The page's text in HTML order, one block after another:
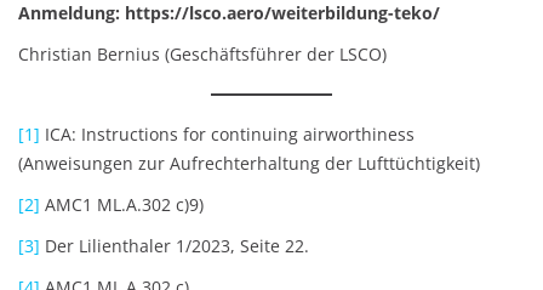
Anmeldung: https://lsco.aero/weiterbildung-teko/
Christian Bernius (Geschäftsführer der LSCO)
[1] ICA: Instructions for continuing airworthiness
(Anweisungen zur Aufrechterhaltung der Lufttüchtigkeit)
[2] AMC1 ML.A.302 c)9)
[3] Der Lilienthaler 1/2023, Seite 22.